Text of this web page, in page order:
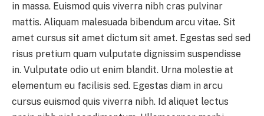
in massa. Euismod quis viverra nibh cras pulvinar
mattis. Aliquam malesuada bibendum arcu vitae. Sit
amet cursus sit amet dictum sit amet. Egestas sed sed
risus pretium quam vulputate dignissim suspendisse
in. Vulputate odio ut enim blandit. Urna molestie at
elementum eu facilisis sed. Egestas diam in arcu
cursus euismod quis viverra nibh. Id aliquet lectus